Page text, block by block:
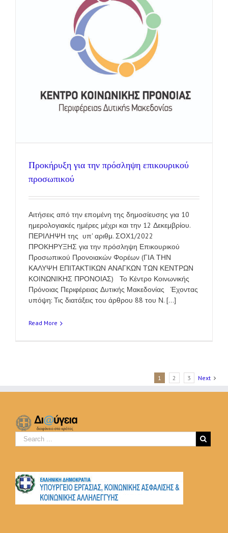
Προκήρυξη για την πρόσληψη επικουρικού
προσωπικού
Αιτήσεις από την επομένη της δημοσίευσης για 10
ημερολογιακές ημέρες μέχρι και την 12 Δεκεμβρίου.
ΠΕΡΙΛΗΨΗ της υπ' αριθμ. ΣΟΧ1/2022
ΠΡΟΚΗΡΥΞΗΣ για την πρόσληψη Επικουρικού
Προσωπικού Προνοιακών Φορέων (ΓΙΑ ΤΗΝ
ΚΑΛΥΨΗ ΕΠΙΤΑΚΤΙΚΩΝ ΑΝΑΓΚΩΝ ΤΩΝ ΚΕΝΤΡΩΝ
ΚΟΙΝΩΝΙΚΗΣ ΠΡΟΝΟΙΑΣ) Το Κέντρο Κοινωνικής
Πρόνοιας Περιφέρειας Δυτικής Μακεδονίας Έχοντας
υπόψη: Τις διατάξεις του άρθρου 88 του Ν. [...]
Read More
1 2 3 Next